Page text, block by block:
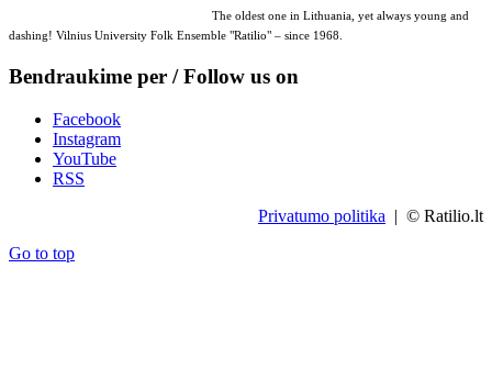
The oldest one in Lithuania, yet always young and
dashing! Vilnius University Folk Ensemble "Ratilio" – since 1968.
Bendraukime per / Follow us on
Facebook
Instagram
YouTube
RSS
Privatumo politika | © Ratilio.lt
Go to top